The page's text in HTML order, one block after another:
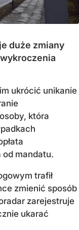
duże zmiany
ukrócić unikanie
która
mandatu.
trafił
zmienić sposób
zarejestruje
ukarać